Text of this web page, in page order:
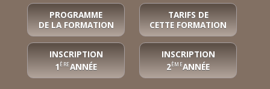
PROGRAMME
DE LA FORMATION
TARIFS DE
CETTE FORMATION
INSCRIPTION
1 ÈREANNÉE
INSCRIPTION
2 ÈMEANNÉE